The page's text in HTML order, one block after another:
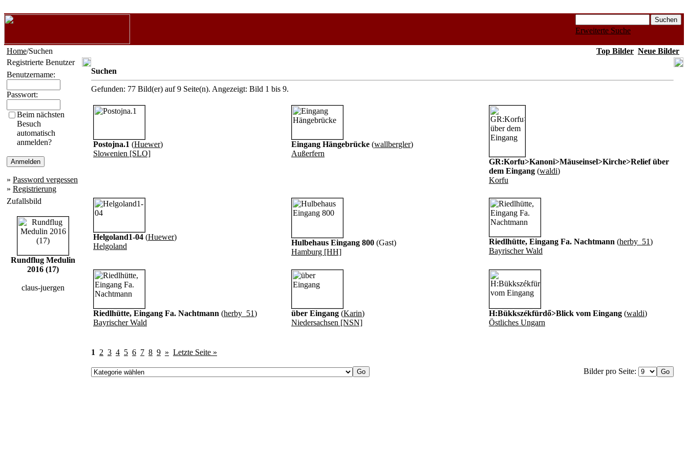
Erweiterte Suche
Home/Suchen Top Bilder Neue Bilder
Registrierte Benutzer
Benutzername:
Passwort:
Beim nächsten
Besuch
automatisch
anmelden?
» Password vergessen
» Registrierung
Zufallsbild
Rundflug Medulin
2016 (17)
claus-juergen
Suchen
Gefunden: 77 Bild(er) auf 9 Seite(n). Angezeigt: Bild 1 bis 9.
Postojna.1 (Huewer)
Slowenien [SLO]
Eingang Hängebrücke (wallbergler)
Außerfern
GR:Korfu>Kanoni>Mäuseinsel>Kirche>Relief über
dem Eingang (waldi)
Korfu
Helgoland1-04 (Huewer)
Helgoland
Hulbehaus Eingang 800 (Gast)
Hamburg [HH]
Riedlhütte, Eingang Fa. Nachtmann (herby_51)
Bayrischer Wald
Riedlhütte, Eingang Fa. Nachtmann (herby_51)
Bayrischer Wald
über Eingang (Karin)
Niedersachsen [NSN]
H:Bükkszékfürdő>Blick vom Eingang (waldi)
Östliches Ungarn
1 2 3 4 5 6 7 8 9 » Letzte Seite »
Bilder pro Seite: